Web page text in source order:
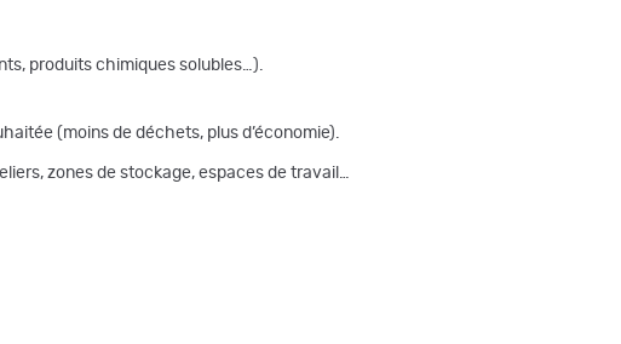
produits chimiques solubles…).
(moins de déchets, plus d’économie).
zones de stockage, espaces de travail…